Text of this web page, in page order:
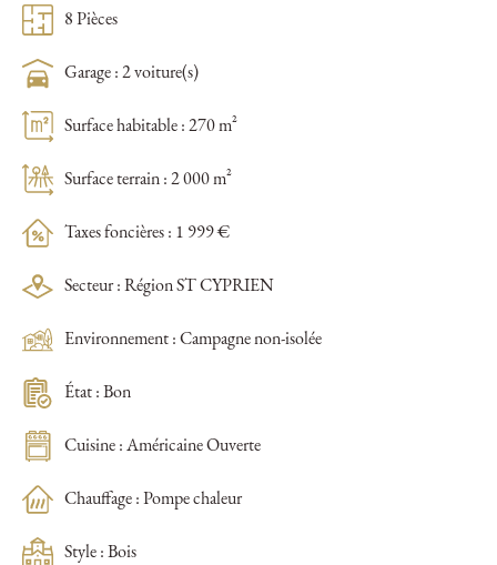
8 Pièces
Garage : 2 voiture(s)
Surface habitable : 270 m²
Surface terrain : 2 000 m²
Taxes foncières : 1 999 €
Secteur : Région ST CYPRIEN
Environnement : Campagne non-isolée
État : Bon
Cuisine : Américaine Ouverte
Chauffage : Pompe chaleur
Style : Bois